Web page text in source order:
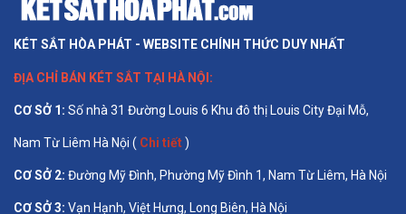
KÉT SẮT HÒA PHÁT - WEBSITE CHÍNH THỨC DUY NHẤT
ĐỊA CHỈ BÁN KÉT SẮT TẠI HÀ NỘI :
CƠ SỞ 1: Số nhà 31 Đường Louis 6 Khu đô thị Louis City Đại Mỗ,
Nam Từ Liêm Hà Nội ( Chi tiết)
CƠ SỞ 2: Đường Mỹ Đình, Phường Mỹ Đình 1, Nam Từ Liêm, Hà Nội
CƠ SỞ 3: Vạn Hạnh, Việt Hưng, Long Biên, Hà Nội